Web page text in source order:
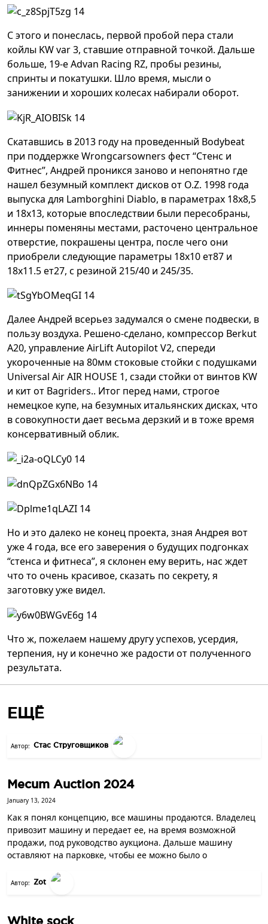
С этого и понеслась, первой пробой пера стали
койлы KW var 3, ставшие отправной точкой. Дальше
больше, 19-е Advan Racing RZ, пробы резины,
спринты и покатушки. Шло время, мысли о
занижении и хороших колесах набирали оборот.
Скатавшись в 2013 году на проведенный Bodybeat
при поддержке Wrongcarsowners фест“Стенс и
Фитнес”, Андрей проникся заново и непонятно где
нашел безумный комплект дисков от O.Z. 1998 года
выпуска для Lamborghini Diablo, в параметрах 18х8,5
и 18х13, которые впоследствии были пересобраны,
иннеры поменяны местами, расточено центральное
отверстие, покрашены центра, после чего они
приобрели следующие параметры 18х10 ет87 и
18х11.5 ет27, с резиной 215/40 и 245/35.
Далее Андрей всерьез задумался о смене подвески, в
пользу воздуха. Решено-сделано, компрессор Berkut
A20, управление AirLift Autopilot V2, спереди
укороченные на 80мм стоковые стойки с подушками
Universal Air AIR HOUSE 1, сзади стойки от винтов KW
и кит от Bagriders.. Итог перед нами, строгое
немецкое купе, на безумных итальянских дисках, что
в совокупности дает весьма дерзкий и в тоже время
консервативный облик.
Но и это далеко не конец проекта, зная Андрея вот
уже 4 года, все его заверения о будущих подгонках
“стенса и фитнеса”, я склонен ему верить, нас ждет
что то очень красивое, сказать по секрету, я
заготовку уже видел.
Что ж, пожелаем нашему другу успехов, усердия,
терпения, ну и конечно же радости от полученного
результата.
ЕЩЁ
Автор: Стас Струговщиков
Mecum Auction 2024
January 13, 2024
Как я понял концепцию, все машины продаются. Владелец
привозит машину и передает ее, на время возможной
продажи, под руководство аукциона. Дальше машину
оставляют на парковке, чтобы ее можно было о
Автор: Zot
White sock